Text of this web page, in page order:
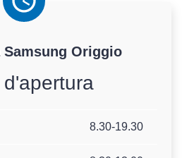
Samsung Origgio
d'apertura
8.30-19.30